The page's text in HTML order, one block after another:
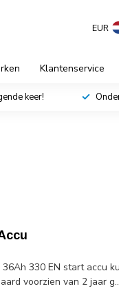
EUR
Klantenservice
keer!
330 EN start accu
voorzien van 2 jaar